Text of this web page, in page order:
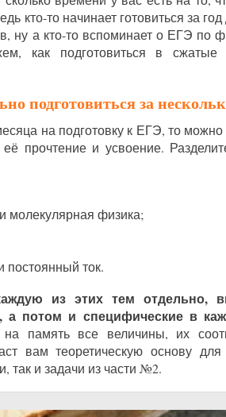
кто-то начинает готовиться за
ну а кто-то вспоминает о ЕГЭ по
как подготовиться в сжатые
подготовиться за
на подготовку к ЕГЭ, то можно
прочтение и усвоение.
молекулярная физика;
постоянный ток.
из этих тем отдельно,
а потом и специфические в
память все величины, их
вам теоретическую основу
так и задачи из части №2.